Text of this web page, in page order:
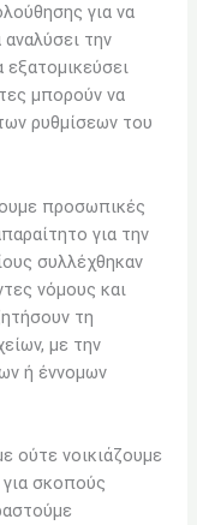
για να
την
μπορούν να
ρυθμίσεων του
προσωπικές
για την
συλλέχθηκαν
νόμους και
τη
με την
ή έννομων
ούτε νοικιάζουμε
σκοπούς